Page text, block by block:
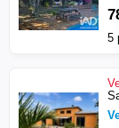
5